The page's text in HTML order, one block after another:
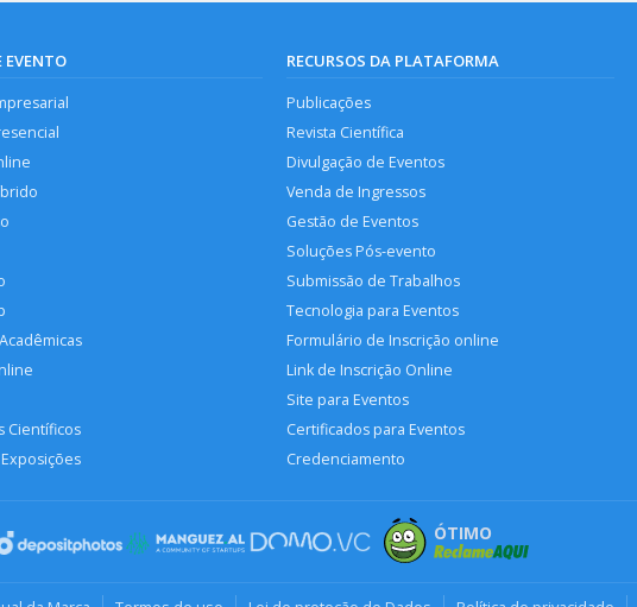
EVENTO
Científicos
RECURSOS DA PLATAFORMA
Publicações
Revista Científica
Divulgação de Eventos
Venda de Ingressos
Gestão de Eventos
Soluções Pós-evento
Submissão de Trabalhos
Tecnologia para Eventos
Formulário de Inscrição online
Link de Inscrição Online
Site para Eventos
Certificados para Eventos
Credenciamento
ÓTIMO